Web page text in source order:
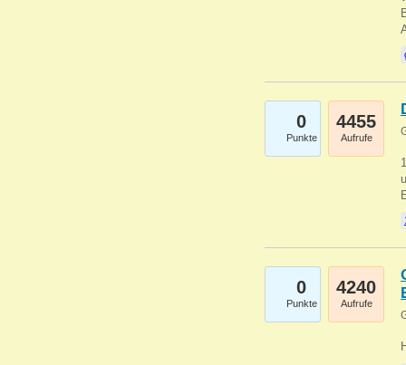
0
Punkte
4455
Aufrufe
0
Punkte
4240
Aufrufe